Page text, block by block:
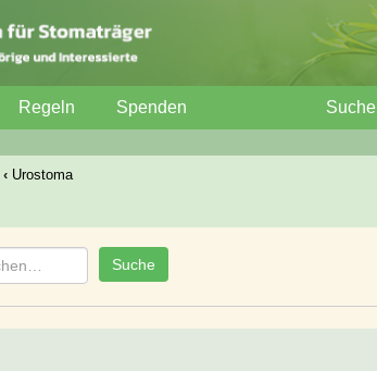
Regeln Spenden Suche
‹ Urostoma